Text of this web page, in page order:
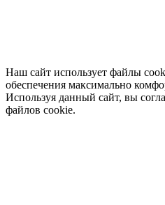
Наш сайт использует файлы
обеспечения максимально
Используя данный сайт, вы
файлов cookie.